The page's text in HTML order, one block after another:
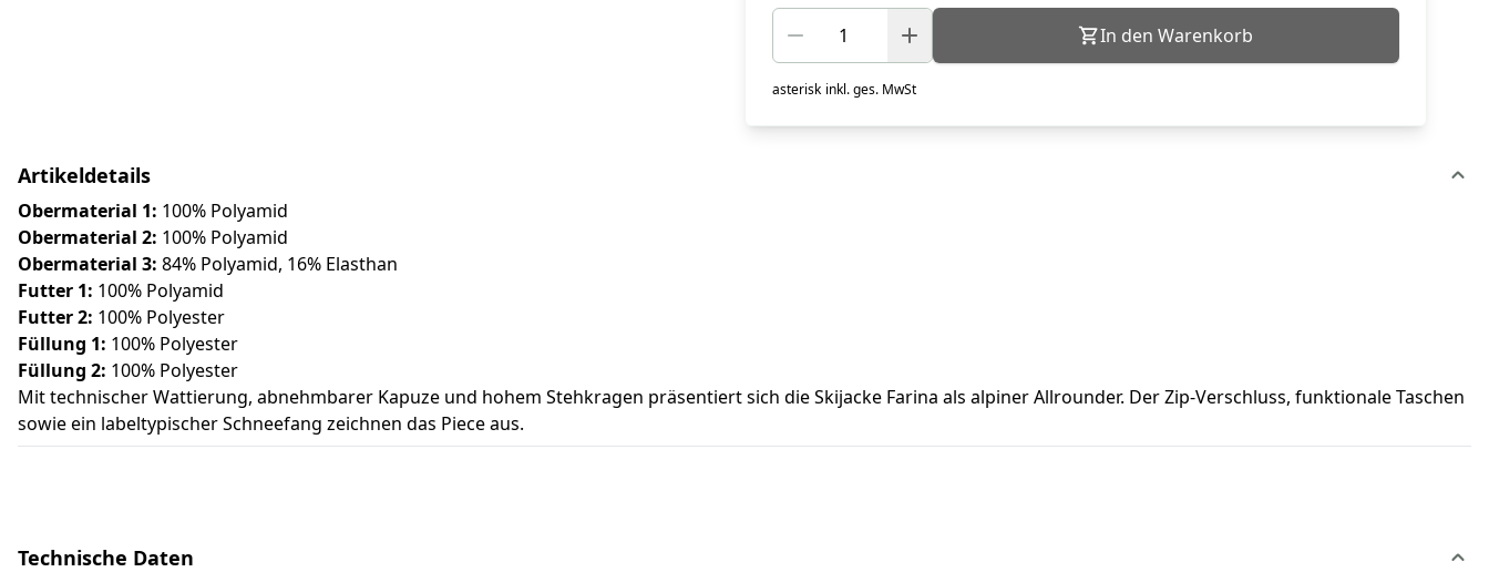
In den Warenkorb
asterisk inkl. ges. MwSt
Artikeldetails
Obermaterial 1: 100% Polyamid
Obermaterial 2: 100% Polyamid
Obermaterial 3: 84% Polyamid, 16% Elasthan
Futter 1: 100% Polyamid
Futter 2: 100% Polyester
Füllung 1: 100% Polyester
Füllung 2: 100% Polyester
Mit technischer Wattierung, abnehmbarer Kapuze und hohem Stehkragen präsentiert sich die Skijacke Farina als alpiner Allrounder. Der Zip-Verschluss, funktionale Taschen
sowie ein labeltypischer Schneefang zeichnen das Piece aus.
Technische Daten